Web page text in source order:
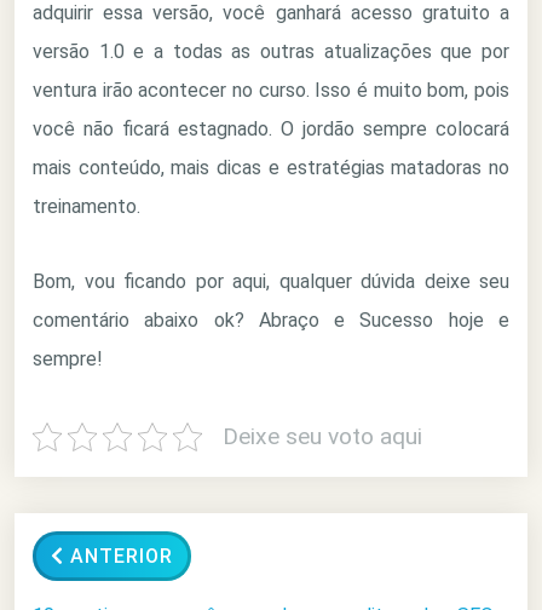
adquirir essa versão, você ganhará acesso gratuito a
versão 1.0 e a todas as outras atualizações que por
ventura irão acontecer no curso. Isso é muito bom, pois
você não ficará estagnado. O jordão sempre colocará
mais conteúdo, mais dicas e estratégias matadoras no
treinamento.
Bom, vou ficando por aqui, qualquer dúvida deixe seu
comentário abaixo ok? Abraço e Sucesso hoje e
sempre!
Deixe seu voto aqui
ANTERIOR